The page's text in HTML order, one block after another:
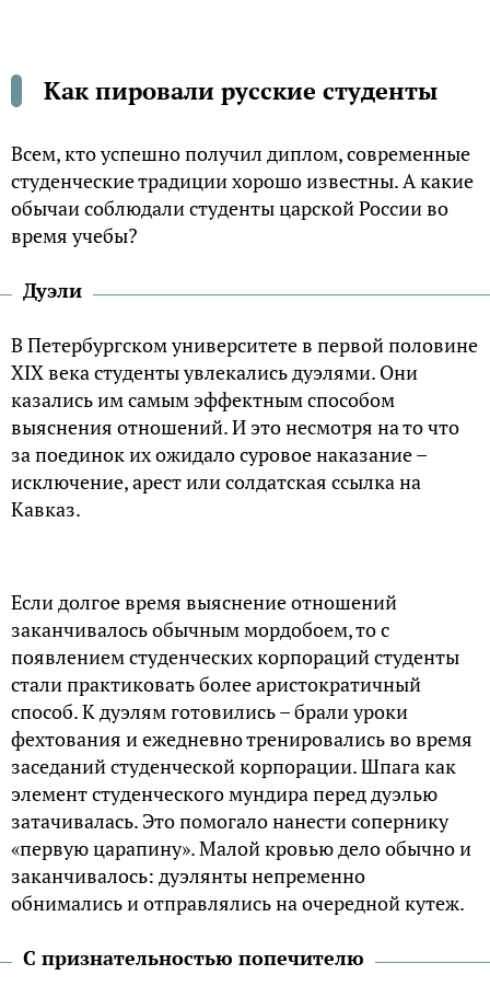
Как пировали русские студенты
Всем, кто успешно получил диплом, современные
студенческие традиции хорошо известны. А какие
обычаи соблюдали студенты царской России во
время учебы?
Дуэли
В Петербургском университете в первой половине
XIX века студенты увлекались дуэлями. Они
казались им самым эффектным способом
выяснения отношений. И это несмотря на то что
за поединок их ожидало суровое наказание –
исключение, арест или солдатская ссылка на
Кавказ.
Если долгое время выяснение отношений
заканчивалось обычным мордобоем, то с
появлением студенческих корпораций студенты
стали практиковать более аристократичный
способ. К дуэлям готовились – брали уроки
фехтования и ежедневно тренировались во время
заседаний студенческой корпорации. Шпага как
элемент студенческого мундира перед дуэлью
затачивалась. Это помогало нанести сопернику
«первую царапину». Малой кровью дело обычно и
заканчивалось: дуэлянты непременно
обнимались и отправлялись на очередной кутеж.
С признательностью попечителю